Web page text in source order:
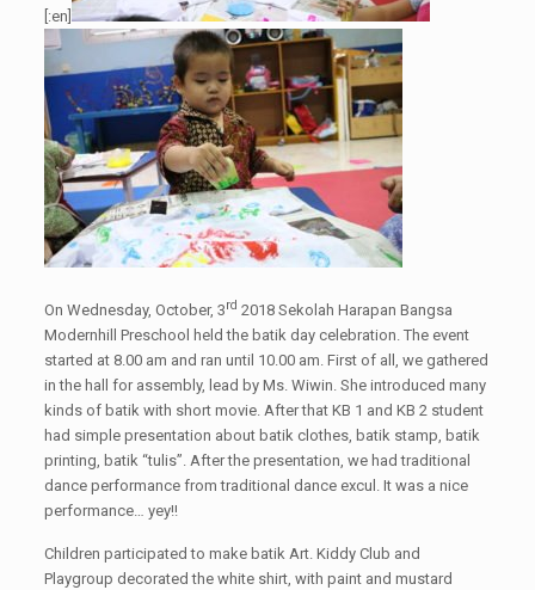
[:en]
On Wednesday, October, 3rd 2018 Sekolah Harapan Bangsa
Modernhill Preschool held the batik day celebration. The event
started at 8.00 am and ran until 10.00 am. First of all, we gathered
in the hall for assembly, lead by Ms. Wiwin. She introduced many
kinds of batik with short movie. After that KB 1 and KB 2 student
had simple presentation about batik clothes, batik stamp, batik
printing, batik “tulis”. After the presentation, we had traditional
dance performance from traditional dance excul. It was a nice
performance… yey!!
Children participated to make batik Art. Kiddy Club and
Playgroup decorated the white shirt, with paint and mustard